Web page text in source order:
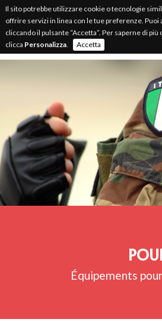
IT EN
Équipements
Il sito potrebbe utilizzare cookie o tecnologie
offrire servizi in linea con le tue preferenze.
cliccando il pulsante “Accetta”. Per saperne di
clicca Personalizza. Accetta